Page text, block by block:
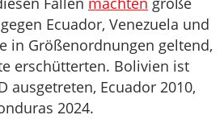
Ecuador, Venezuela und
in Größenordnungen geltend,
erschütterten. Bolivien ist
ausgetreten, Ecuador 2010,
2024.